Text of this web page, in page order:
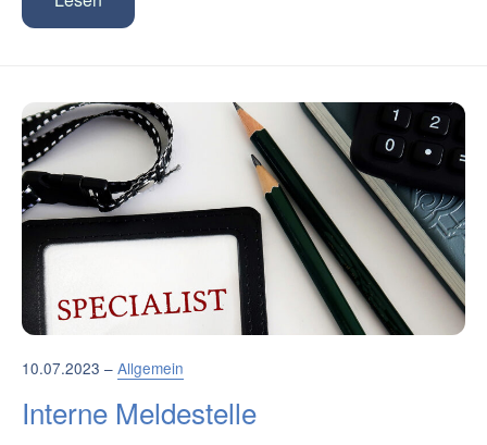
10.07.2023 – Allgemein
Interne Meldestelle